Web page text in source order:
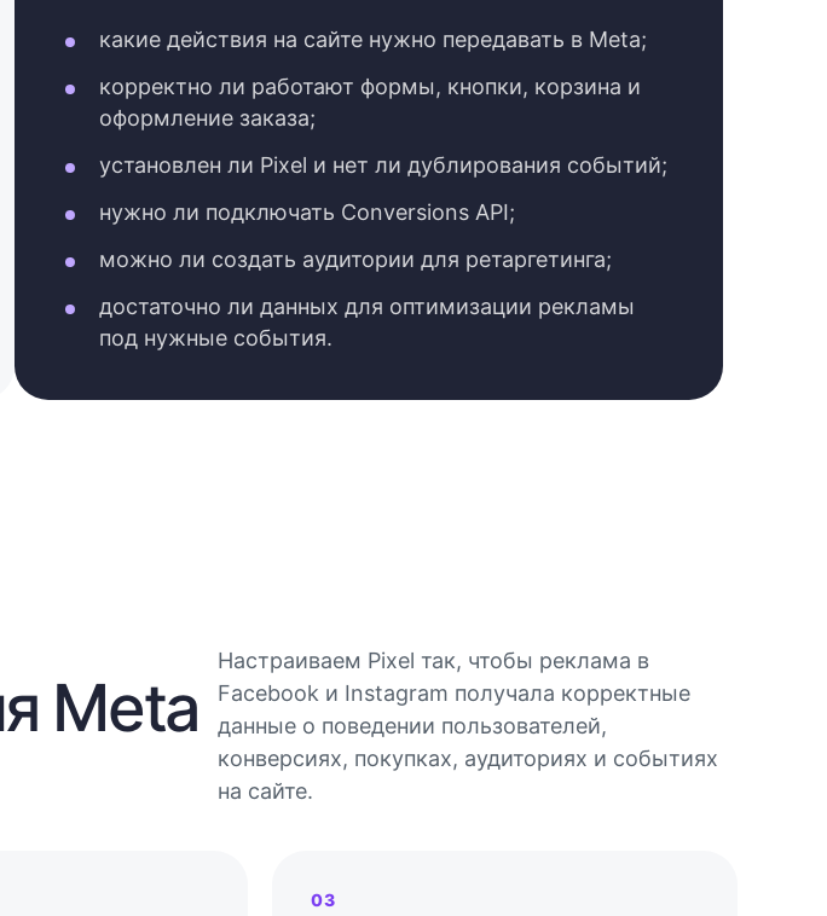
какие действия на сайте нужно передавать в Meta;
корректно ли работают формы, кнопки, корзина и
оформление заказа;
установлен ли Pixel и нет ли дублирования событий;
нужно ли подключать Conversions API;
можно ли создать аудитории для ретаргетинга;
достаточно ли данных для оптимизации рекламы
под нужные события.
Meta
Настраиваем Pixel так, чтобы реклама в
Facebook и Instagram получала корректные
данные о поведении пользователей,
конверсиях, покупках, аудиториях и событиях
на сайте.
03